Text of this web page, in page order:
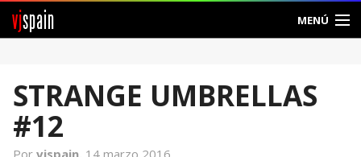
vjspain MENÚ
Foros
Noticias
STRANGE UMBRELLAS
#12